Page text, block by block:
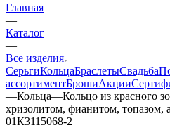
Главная
—
Каталог
—
Все изделия
СерьгиКольцаБраслетыСвадьба
ассортиментБрошиАкции
—Кольца—Кольцо из красного
хризолитом, фианитом, топазом,
01К3115068-2